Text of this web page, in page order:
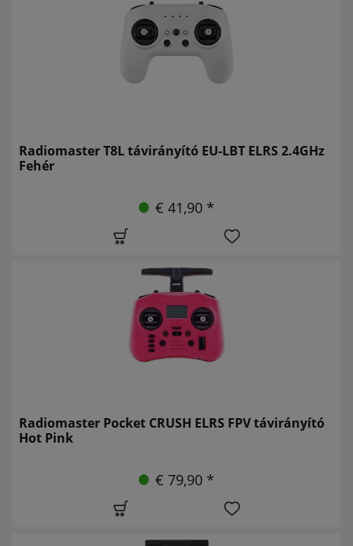
Radiomaster T8L távirányító EU-LBT ELRS 2.4GHz
Fehér
€ 41,90 *
Radiomaster Pocket CRUSH ELRS FPV távirányító
Hot Pink
€ 79,90 *